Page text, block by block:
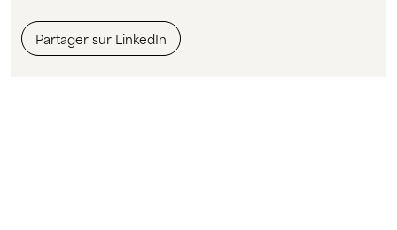
Partager sur LinkedIn